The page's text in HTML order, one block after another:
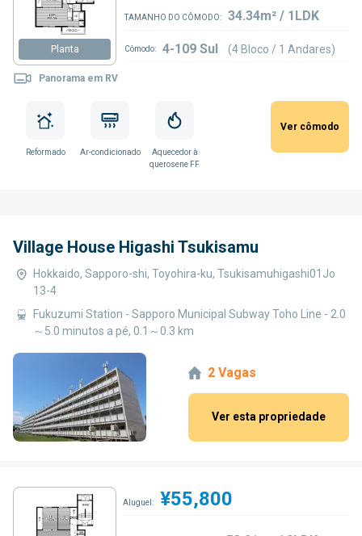
Planta
Panorama em RV
TAMANHO DO CÔMODO: 34.34m² / 1LDK
Cômodo: 4-109 Sul (4 Bloco / 1 Andares)
Reformado Ar-condicionado
Aquecedor à
querosene FF
Ver cômodo
Village House Higashi Tsukisamu
Hokkaido, Sapporo-shi, Toyohira-ku, Tsukisamuhigashi01Jo
13-4
Fukuzumi Station - Sapporo Municipal Subway Toho Line - 2.0
～5.0 minutos a pé, 0.1～0.3 km
2 Vagas
Ver esta propriedade
Aluguel: ¥55,800